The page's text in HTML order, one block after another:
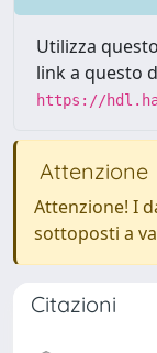
Utilizza
link a questo
https://
Attenzione
Attenzione! I
sottoposti a
Citazioni